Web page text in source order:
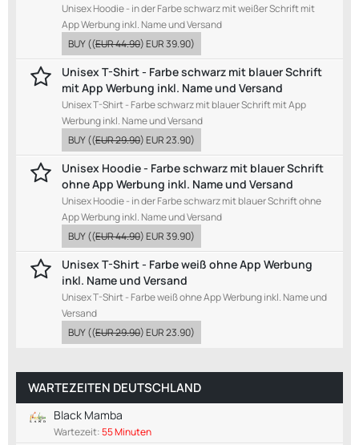
Unisex Hoodie - in der Farbe schwarz mit weißer Schrift mit
App Werbung inkl. Name und Versand
BUY((EUR 44.90)EUR 39.90)
Unisex T-Shirt - Farbe schwarz mit blauer Schrift
mit App Werbung inkl. Name und Versand
Unisex T-Shirt - Farbe schwarz mit blauer Schrift mit App
Werbung inkl. Name und Versand
BUY((EUR 29.90)EUR 23.90)
Unisex Hoodie - Farbe schwarz mit blauer Schrift
ohne App Werbung inkl. Name und Versand
Unisex Hoodie - in der Farbe schwarz mit blauer Schrift ohne
App Werbung inkl. Name und Versand
BUY((EUR 44.90)EUR 39.90)
Unisex T-Shirt - Farbe weiß ohne App Werbung
inkl. Name und Versand
Unisex T-Shirt - Farbe weiß ohne App Werbung inkl. Name und
Versand
BUY((EUR 29.90)EUR 23.90)
WARTEZEITEN DEUTSCHLAND
Black Mamba
Wartezeit:55 Minuten